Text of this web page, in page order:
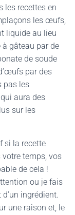
les recettes en
les œufs,
liquide au lieu
à gâteau par de
de soude
par des
pas les
aura des
sur les
si la recette
temps, vos
de cela !
ou je fais
ingrédient.
une raison et, le